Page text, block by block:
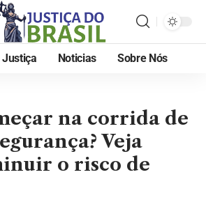
Justiça Noticias Sobre Nós
na corrida de
Veja
o risco de